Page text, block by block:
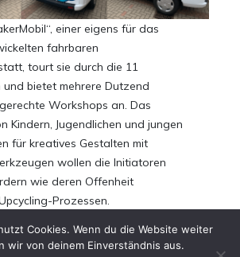
einer eigens für das
fahrbaren
tourt sie durch die 11
bietet mehrere Dutzend
Workshops an. Das
Kindern, Jugendlichen und jungen
für kreatives Gestalten mit
wollen die Initiatoren
wie deren Offenheit
Prozessen.
Cookies. Wenn du die Website weiter
wir von deinem Einverständnis aus.